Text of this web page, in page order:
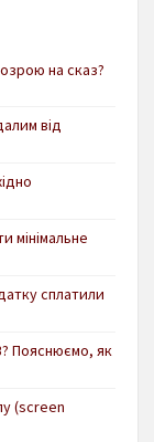
на сказ?
від
мінімальне
сплатили
Пояснюємо, як
(screen